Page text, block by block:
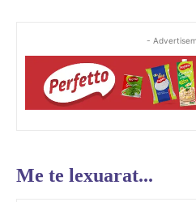
-
Me te lexuarat...